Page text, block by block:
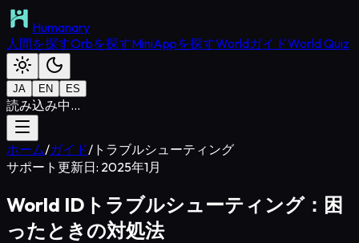
Humanary
人間を探すOrbを探すMiniAppを探すWorldガイドWorld Quiz
JA EN ES
読み込み中...
ホーム/ガイド/ トラブルシューティング
サポート 更新日: 2025年1月
World IDトラブルシューティング：困
ったときの対処法